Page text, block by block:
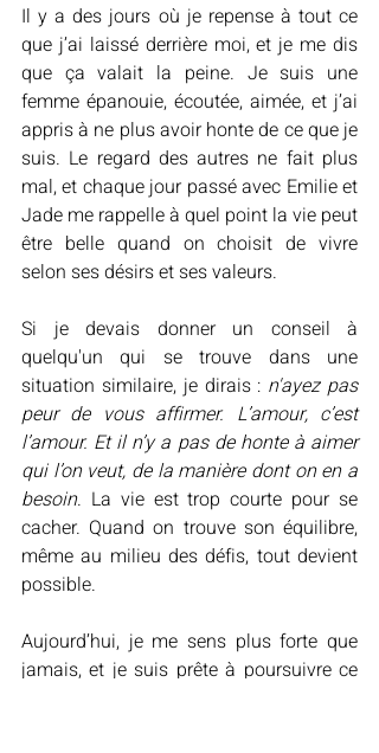
Il y a des jours où je repense à tout ce
que j’ai laissé derrière moi, et je me dis
que ça valait la peine. Je suis une
femme épanouie, écoutée, aimée, et j’ai
appris à ne plus avoir honte de ce que je
suis. Le regard des autres ne fait plus
mal, et chaque jour passé avec Emilie et
Jade me rappelle à quel point la vie peut
être belle quand on choisit de vivre
selon ses désirs et ses valeurs.
Si je devais donner un conseil à
quelqu'un qui se trouve dans une
situation similaire, je dirais : n'ayez pas
peur de vous affirmer. L’amour, c’est
l’amour. Et il n’y a pas de honte à aimer
qui l’on veut, de la manière dont on en a
besoin. La vie est trop courte pour se
cacher. Quand on trouve son équilibre,
même au milieu des défis, tout devient
possible.
Aujourd’hui, je me sens plus forte que
jamais, et je suis prête à poursuivre ce